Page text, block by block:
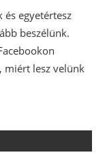
egyetértesz
beszélünk.
miért lesz velünk